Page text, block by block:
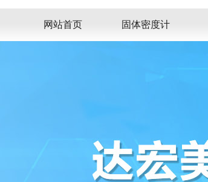
网站首页 固体密度计